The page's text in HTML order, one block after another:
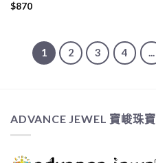
$870
1 2 3 4 ...
ADVANCE JEWEL 寶峻珠寶